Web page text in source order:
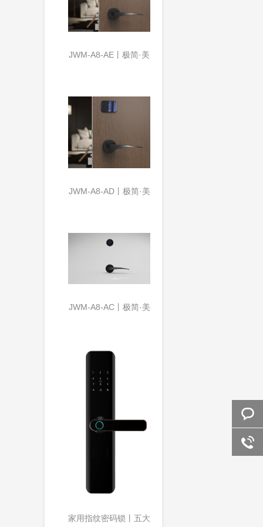
JWM-A8-AE丨极简·美
系列
JWM-A8-AD丨极简·美
系列
JWM-A8-AC丨极简·美
系列
家用指纹密码锁丨五大
在线留